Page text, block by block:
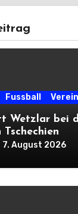
Fussball Verein
Wetzlar bei
Tschechien
7. August 2026